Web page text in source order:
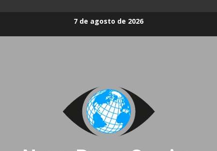
7 de agosto de 2026